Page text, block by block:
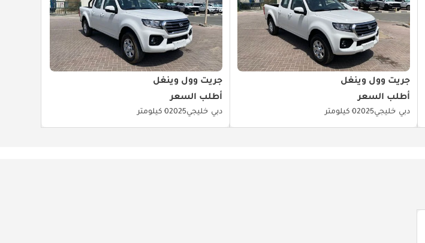
جريت وول وينغل
أطلب السعر
دبي خليجي20250 كيلومتر
جريت وول وينغل
أطلب السعر
دبي خليجي20250 كيلومتر